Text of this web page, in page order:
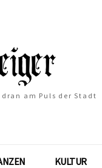
am Puls der Stadt
KULTUR